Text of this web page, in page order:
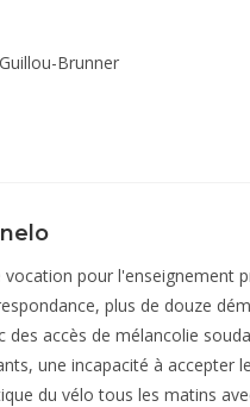
Brunner
vocation pour l'enseignement
plus de douze
des accès de mélancolie
une incapacité à accepter
du vélo tous les matins